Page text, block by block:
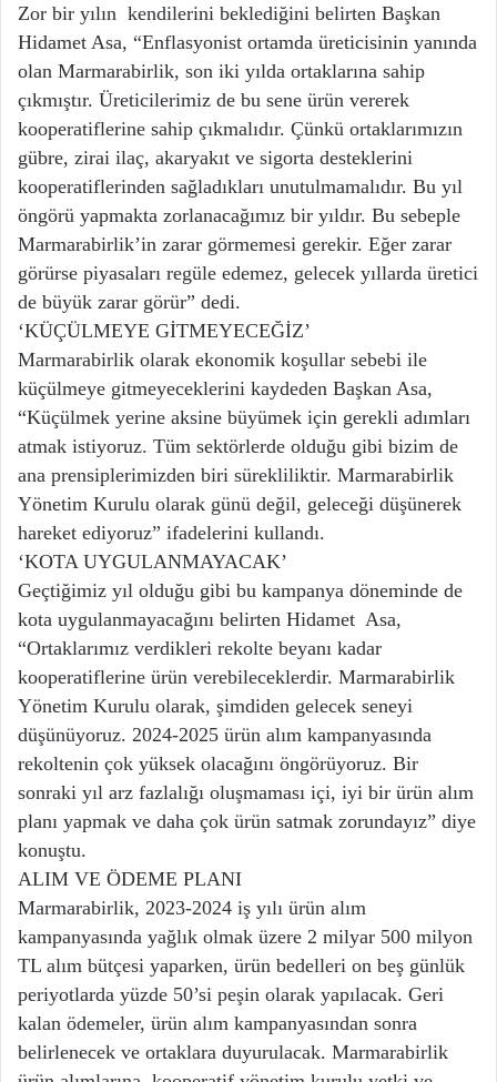
Zor bir yılın kendilerini beklediğini belirten Başkan
Hidamet Asa, “Enflasyonist ortamda üreticisinin yanında
olan Marmarabirlik, son iki yılda ortaklarına sahip
çıkmıştır. Üreticilerimiz de bu sene ürün vererek
kooperatiflerine sahip çıkmalıdır. Çünkü ortaklarımızın
gübre, zirai ilaç, akaryakıt ve sigorta desteklerini
kooperatiflerinden sağladıkları unutulmamalıdır. Bu yıl
öngörü yapmakta zorlanacağımız bir yıldır. Bu sebeple
Marmarabirlik’in zarar görmemesi gerekir. Eğer zarar
görürse piyasaları regüle edemez, gelecek yıllarda üretici
de büyük zarar görür” dedi.
‘KÜÇÜLMEYE GİTMEYECEĞİZ’
Marmarabirlik olarak ekonomik koşullar sebebi ile
küçülmeye gitmeyeceklerini kaydeden Başkan Asa,
“Küçülmek yerine aksine büyümek için gerekli adımları
atmak istiyoruz. Tüm sektörlerde olduğu gibi bizim de
ana prensiplerimizden biri sürekliliktir. Marmarabirlik
Yönetim Kurulu olarak günü değil, geleceği düşünerek
hareket ediyoruz” ifadelerini kullandı.
‘KOTA UYGULANMAYACAK’
Geçtiğimiz yıl olduğu gibi bu kampanya döneminde de
kota uygulanmayacağını belirten Hidamet Asa,
“Ortaklarımız verdikleri rekolte beyanı kadar
kooperatiflerine ürün verebileceklerdir. Marmarabirlik
Yönetim Kurulu olarak, şimdiden gelecek seneyi
düşünüyoruz. 2024-2025 ürün alım kampanyasında
rekoltenin çok yüksek olacağını öngörüyoruz. Bir
sonraki yıl arz fazlalığı oluşmaması içi, iyi bir ürün alım
planı yapmak ve daha çok ürün satmak zorundayız” diye
konuştu.
ALIM VE ÖDEME PLANI
Marmarabirlik, 2023-2024 iş yılı ürün alım
kampanyasında yağlık olmak üzere 2 milyar 500 milyon
TL alım bütçesi yaparken, ürün bedelleri on beş günlük
periyotlarda yüzde 50’si peşin olarak yapılacak. Geri
kalan ödemeler, ürün alım kampanyasından sonra
belirlenecek ve ortaklara duyurulacak. Marmarabirlik